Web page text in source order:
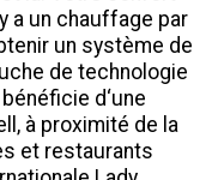
a un chauffage par
un système de
de technologie
d‘une
à proximité de la
et restaurants